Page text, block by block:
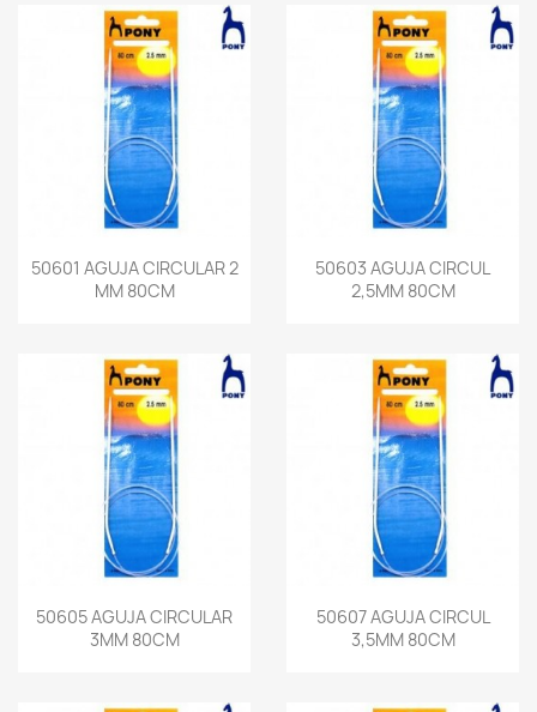
50601 AGUJA CIRCULAR 2
MM 80CM
50603 AGUJA CIRCUL
2,5MM 80CM
50605 AGUJA CIRCULAR
3MM 80CM
50607 AGUJA CIRCUL
3,5MM 80CM